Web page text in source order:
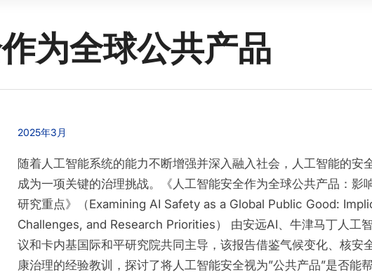
为全球公共产品
2025年3月
随着人工智能系统的能力不断增强并深入融入社会，人工智能的安
成为一项关键的治理挑战。《人工智能安全作为全球公共产品：影
研究重点》（Examining AI Safety as a Global Public Good:
Challenges, and Research Priorities） 由安远AI、牛津马丁人工
议和卡内基国际和平研究院共同主导，该报告借鉴气候变化、核安
康治理的经验教训，探讨了将人工智能安全视为”公共产品”是否能